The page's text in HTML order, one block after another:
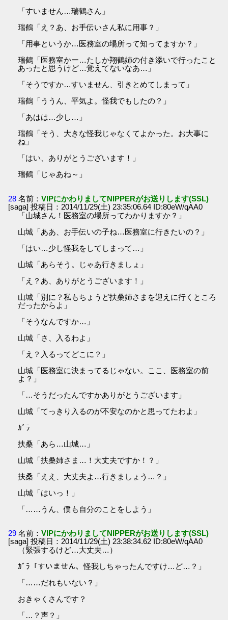
「すいません…瑞鶴さん」
瑞鶴「え？あ、お手伝いさん私に用事？」
「用事というか…医務室の場所って知ってますか？」
瑞鶴「医務室かー…たしか翔鶴姉の付き添いで行ったこと
あったと思うけど…覚えてないなあ…」
「そうですか…すいません、引きとめてしまって」
瑞鶴「ううん、平気よ。怪我でもしたの？」
「あはは…少し…」
瑞鶴「そう、大きな怪我じゃなくてよかった。お大事に
ね」
「はい、ありがとうございます！」
瑞鶴「じゃあね～」
28 名前：VIPにかわりましてNIPPERがお送りします(SSL)
[saga] 投稿日：2014/11/29(土) 23:35:06.64 ID:80eW/qAA0
「山城さん！医務室の場所ってわかりますか？」
山城「ああ、お手伝いの子ね…医務室に行きたいの？」
「はい…少し怪我をしてしまって…」
山城「あらそう。じゃあ行きましょ」
「え？あ、ありがとうございます！」
山城「別に？私もちょうど扶桑姉さまを迎えに行くところ
だったからよ」
「そうなんですか…」
山城「さ、入るわよ」
「え？入るってどこに？」
山城「医務室に決まってるじゃない。ここ、医務室の前
よ？」
「…そうだったんですかありがとうございます」
山城「てっきり入るのが不安なのかと思ってたわよ」
ｶﾞﾗ
扶桑「あら…山城…」
山城「扶桑姉さま…！大丈夫ですか！？」
扶桑「ええ、大丈夫よ…行きましょう…？」
山城「はいっ！」
「……うん、僕も自分のことをしよう」
29 名前：VIPにかわりましてNIPPERがお送りします(SSL)
[saga] 投稿日：2014/11/29(土) 23:38:34.62 ID:80eW/qAA0
（緊張するけど…大丈夫…）
ｶﾞﾗ「すいません、怪我しちゃったんですけ…ど…？」
「……だれもいない？」
おきゃくさんです？
「…？声？」